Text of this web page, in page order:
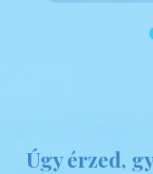
Úgy érzed,